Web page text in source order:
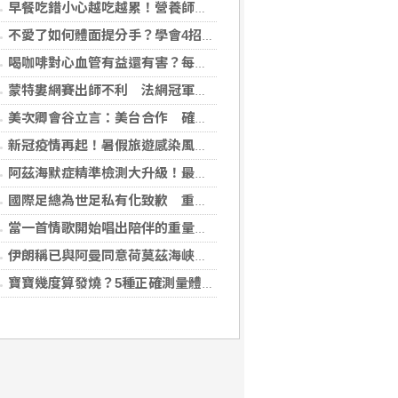
早餐吃錯小心越吃越累！營養師點名3大NG組合：根本「台式安眠藥」
不愛了如何體面提分手？學會4招重新看待分手：道歉、挽留都沒必要
喝咖啡對心血管有益還有害？每日可以喝幾杯咖啡？美心臟協會一次解答
蒙特婁網賽出師不利 法網冠軍茲韋列夫輸荷蘭對手
美次卿會谷立言：美台合作 確保AI關鍵供應鏈安全
新冠疫情再起！暑假旅遊感染風險增 專家教你這樣做好防護
阿茲海默症精準檢測大升級！最新血液生物標記檢測，不再只能靠「猜」
國際足總為世足私有化致歉 重申力挺主席英凡提諾
當一首情歌開始唱出陪伴的重量 《同甘共苦》唱的不只是愛情，更是人生最珍貴的承諾
伊朗稱已與阿曼同意荷莫茲海峽通行航道 海峽重開與否取決美國
寶寶幾度算發燒？5種正確測量體溫的方法：耳溫測量快、額溫快速便利